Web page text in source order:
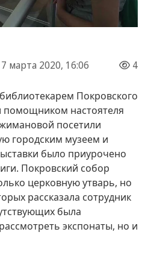
марта 2020, 16:06 4
Покровского
помощником настоятеля
посетили
городским музеем и
было приурочено
Покровский собор
церковную утварь, но
рассказала сотрудник
была
экспонаты, но и